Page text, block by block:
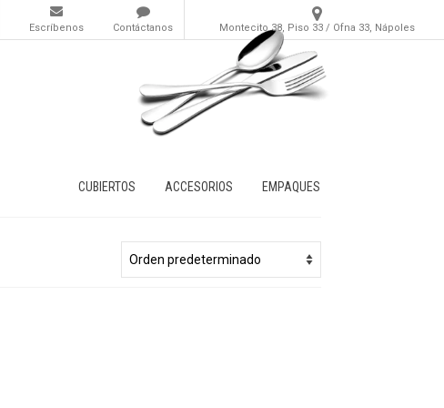
Montecito 38, Piso 33 / Ofna 33, Nápoles
Contáctanos
Escríbenos
CUBIERTOS ACCESORIOS EMPAQUES